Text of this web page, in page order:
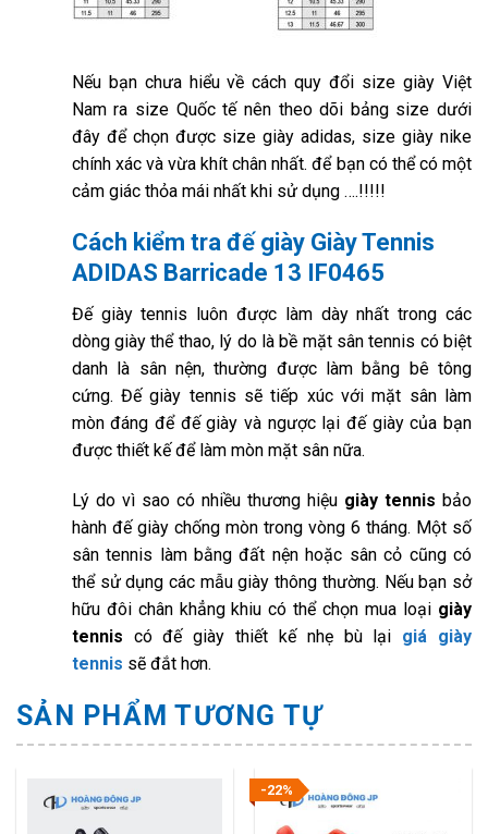
Nếu bạn chưa hiểu về cách quy đổi size giày Việt
Nam ra size Quốc tế nên theo dõi bảng size dưới
đây để chọn được size giày adidas, size giày nike
chính xác và vừa khít chân nhất. để bạn có thể có một
cảm giác thỏa mái nhất khi sử dụng ….!!!!!
Cách kiểm tra đế giày Giày Tennis
ADIDAS Barricade 13 IF0465
Đế giày tennis luôn được làm dày nhất trong các
dòng giày thể thao, lý do là bề mặt sân tennis có biệt
danh là sân nện, thường được làm bằng bê tông
cứng. Đế giày tennis sẽ tiếp xúc với mặt sân làm
mòn đáng để đế giày và ngược lại đế giày của bạn
được thiết kế để làm mòn mặt sân nữa.
Lý do vì sao có nhiều thương hiệu giày tennis bảo
hành đế giày chống mòn trong vòng 6 tháng. Một số
sân tennis làm bằng đất nện hoặc sân cỏ cũng có
thể sử dụng các mẫu giày thông thường. Nếu bạn sở
hữu đôi chân khẳng khiu có thể chọn mua loại giày
tennis có đế giày thiết kế nhẹ bù lại giá giày
tennis sẽ đắt hơn.
SẢN PHẨM TƯƠNG TỰ
-22%